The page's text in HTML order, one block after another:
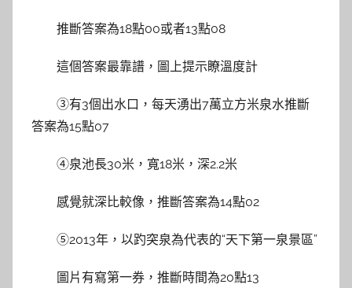
推斷答案為18點00或者13點08
這個答案最靠譜，圖上提示瞭溫度計
③有3個出水口，每天湧出7萬立方米泉水推斷
答案為15點07
④泉池長30米，寬18米，深2.2米
感覺就深比較像，推斷答案為14點02
⑤2013年，以趵突泉為代表的“天下第一泉景區”
圖片有寫第一券，推斷時間為20點13